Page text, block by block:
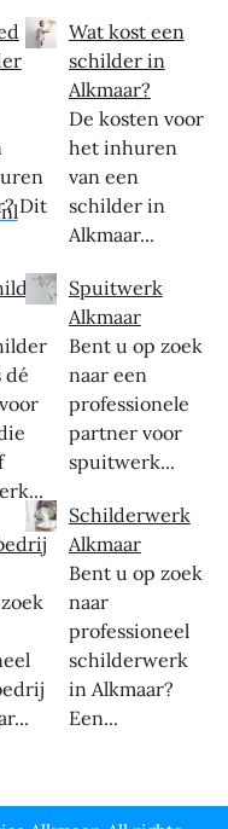
Dit
dé
Wat kost een
schilder in
Alkmaar?
De kosten voor
het inhuren
van een
schilder in
Alkmaar...
Spuitwerk
Alkmaar
Bent u op zoek
naar een
professionele
partner voor
spuitwerk...
Schilderwerk
Alkmaar
Bent u op zoek
naar
professioneel
schilderwerk
in Alkmaar?
Een...